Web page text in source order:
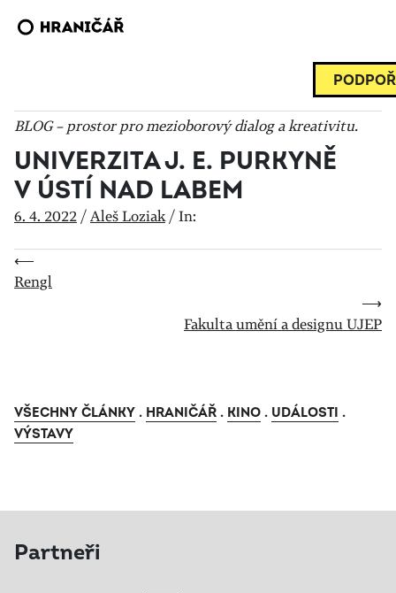
BLOG – prostor pro mezioborový dialog a kreativitu.
UNIVERZITA J. E. PURKYNĚ
V ÚSTÍ NAD LABEM
6. 4. 2022 /Aleš Loziak /In:
⟵
Rengl
⟶
Fakulta umění a designu UJEP
VŠECHNY ČLÁNKY . HRANIČÁŘ . KINO . UDÁLOSTI .
VÝSTAVY
Partneři